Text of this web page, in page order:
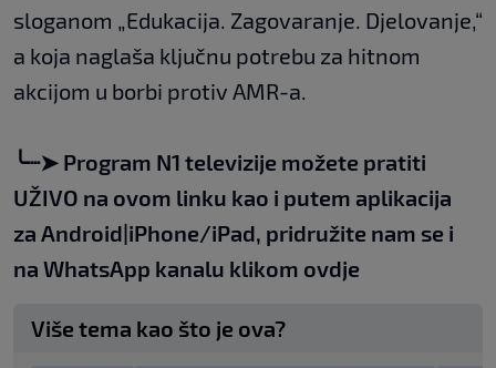
sloganom „Edukacija. Zagovaranje. Djelovanje,“
a koja naglaša ključnu potrebu za hitnom
akcijom u borbi protiv AMR-a.
╰┈➤ Program N1 televizije možete pratiti
UŽIVO na ovom linku kao i putem aplikacija
za Android|iPhone/iPad, pridružite nam se i
na WhatsApp kanalu klikom ovdje
Više tema kao što je ova?